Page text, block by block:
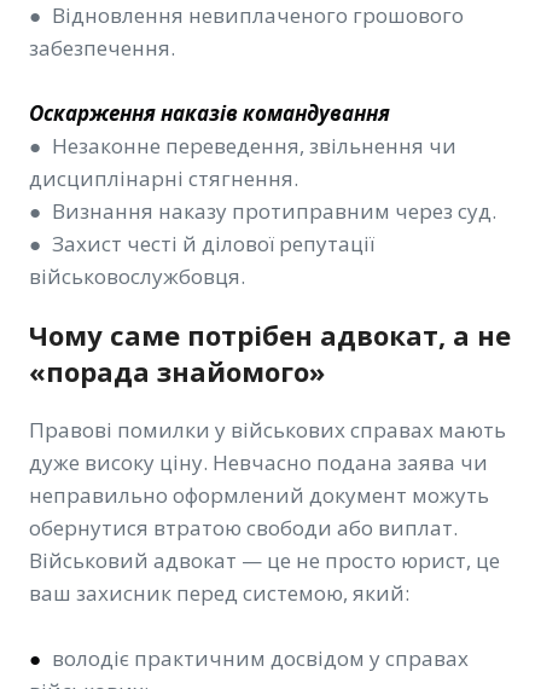
● Відновлення невиплаченого грошового
забезпечення.
Оскарження наказів командування
● Незаконне переведення, звільнення чи
дисциплінарні стягнення.
● Визнання наказу протиправним через суд.
● Захист честі й ділової репутації
військовослужбовця.
Чому саме потрібен адвокат, а не
«порада знайомого»
Правові помилки у військових справах мають
дуже високу ціну. Невчасно подана заява чи
неправильно оформлений документ можуть
обернутися втратою свободи або виплат.
Військовий адвокат — це не просто юрист, це
ваш захисник перед системою, який:
● володіє практичним досвідом у справах